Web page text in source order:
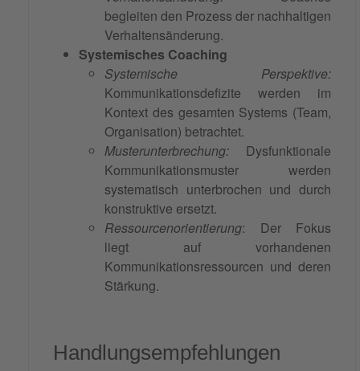
begleiten den Prozess der nachhaltigen
Verhaltensänderung.
Systemisches Coaching
Systemische Perspektive:
Kommunikationsdefizite werden im
Kontext des gesamten Systems (Team,
Organisation) betrachtet.
Musterunterbrechung: Dysfunktionale
Kommunikationsmuster werden
systematisch unterbrochen und durch
konstruktive ersetzt.
Ressourcenorientierung: Der Fokus
liegt auf vorhandenen
Kommunikationsressourcen und deren
Stärkung.
Handlungsempfehlungen